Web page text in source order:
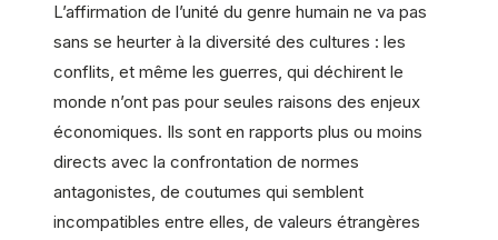
L’affirmation de l’unité du genre humain ne va pas
sans se heurter à la diversité des cultures : les
conflits, et même les guerres, qui déchirent le
monde n’ont pas pour seules raisons des enjeux
économiques. Ils sont en rapports plus ou moins
directs avec la confrontation de normes
antagonistes, de coutumes qui semblent
incompatibles entre elles, de valeurs étrangères